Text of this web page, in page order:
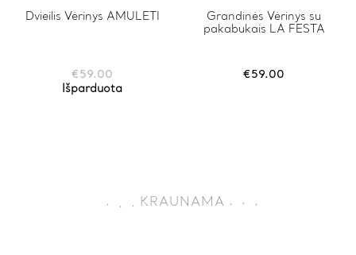
Dvieilis Vėrinys AMULETI
€ 59.00
Išparduota
Grandinės Vėrinys su
pakabukais LA FESTA
€59.00
. . KRAUNAMA . . .